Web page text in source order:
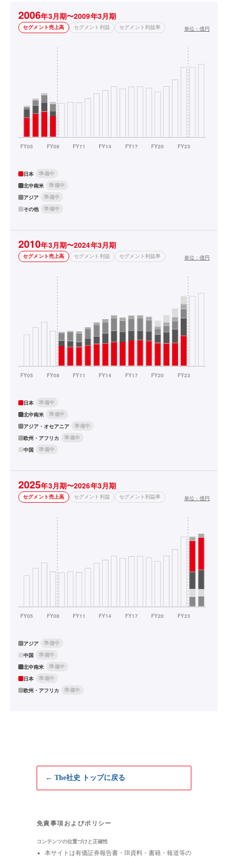
2006年3月期〜2009年3月期
セグメント売上高 セグメント利益 セグメント利益率 単位： 億円
日本
準備中
北中南米
準備中
アジア
準備中
その他
準備中
2010年3月期〜2024年3月期
セグメント売上高 セグメント利益 セグメント利益率 単位： 億円
日本
準備中
北中南米
準備中
アジア・オセアニア
準備中
欧州・アフリカ
準備中
中国
準備中
2025年3月期〜2026年3月期
セグメント売上高 セグメント利益 セグメント利益率 単位： 億円
アジア
準備中
中国
準備中
北中南米
準備中
日本
準備中
欧州・アフリカ
準備中
← The社史 トップに戻る
免責事項およびポリシー
コンテンツの位置づけと正確性
本サイトは有価証券報告書・IR資料・書籍・報道等の